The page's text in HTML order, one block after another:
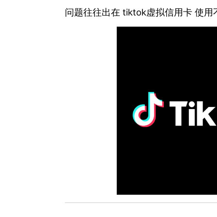
问题往往出在 tiktok虚拟信用卡 使用